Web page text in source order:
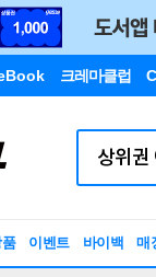
크레마클럽
이벤트 바이백 매